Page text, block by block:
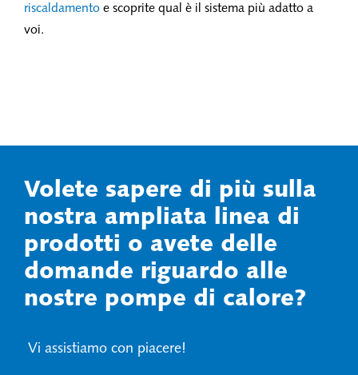
riscaldamento e scoprite qual è il sistema più adatto a
voi.
Volete sapere di più sulla
nostra ampliata linea di
prodotti o avete delle
domande riguardo alle
nostre pompe di calore?
Vi assistiamo con piacere!